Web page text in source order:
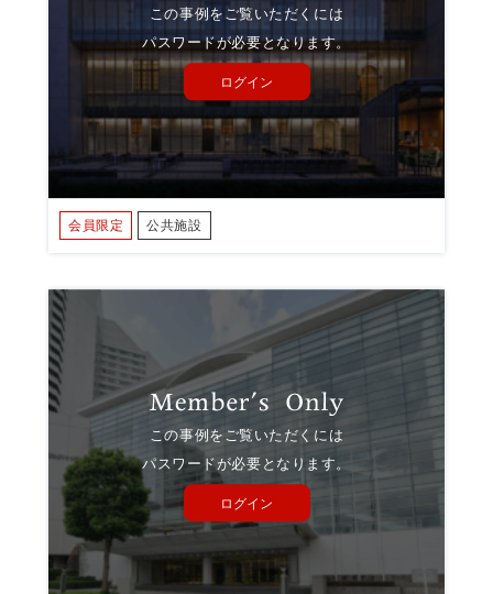
この事例をご覧いただくには
パスワードが必要となります。
ログイン
会員限定 公共施設
この事例をご覧いただくには
パスワードが必要となります。
ログイン